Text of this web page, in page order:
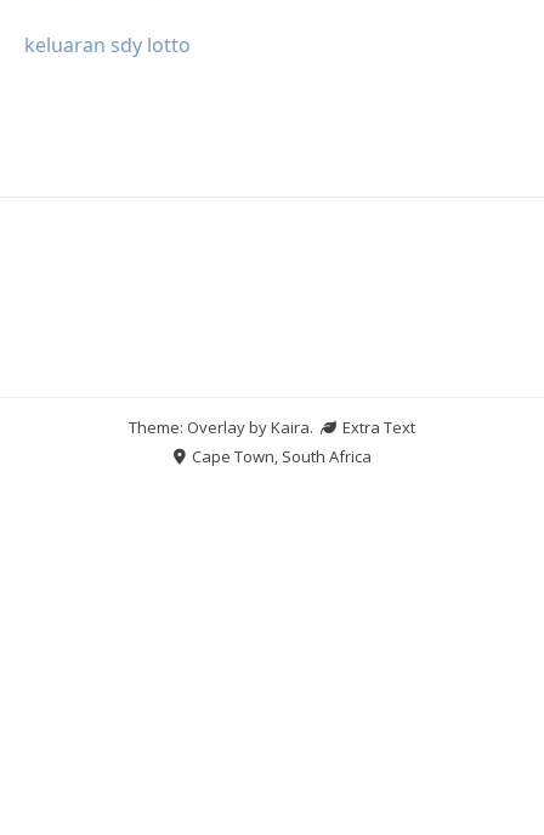
keluaran sdy lotto
Theme: Overlay byKaira.
Extra Text
Cape Town, South Africa